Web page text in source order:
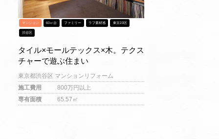
マンション 60㎡台 ファミリー ラフ素材感 東京23区
渋谷区
タイル×モールテックス×木。テクス
チャーで遊ぶ住まい
東京都渋谷区 マンションリフォーム
施工費用
800万円以上
専有面積
65.57㎡